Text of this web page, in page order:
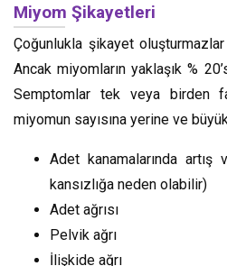
Miyom Şikayetleri
Çoğunlukla şikayet
Ancak miyomların yaklaşık %
Semptomlar tek veya birden
miyomun sayısına yerine ve
Adet kanamalarında
kansızlığa neden olabilir)
Adet ağrısı
Pelvik ağrı
İlişkide ağrı